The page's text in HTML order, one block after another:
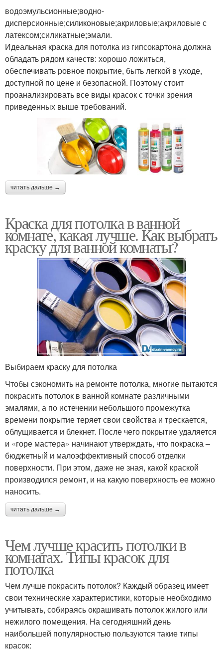
водоэмульсионные;водно-
дисперсионные;силиконовые;акриловые;акриловые с
латексом;силикатные;эмали.
Идеальная краска для потолка из гипсокартона должна
обладать рядом качеств: хорошо ложиться,
обеспечивать ровное покрытие, быть легкой в уходе,
доступной по цене и безопасной. Поэтому стоит
проанализировать все виды красок с точки зрения
приведенных выше требований.
читать дальше →
Краска для потолка в ванной
комнате, какая лучше. Как выбрать
краску для ванной комнаты?
Выбираем краску для потолка
Чтобы сэкономить на ремонте потолка, многие пытаются
покрасить потолок в ванной комнате различными
эмалями, а по истечении небольшого промежутка
времени покрытие теряет свои свойства и трескается,
облущивается и блекнет. После чего покрытие удаляется
и «горе мастера» начинают утверждать, что покраска –
бюджетный и малоэффективный способ отделки
поверхности. При этом, даже не зная, какой краской
производился ремонт, и на какую поверхность ее можно
наносить.
читать дальше →
Чем лучше красить потолки в
комнатах. Типы красок для
потолка
Чем лучше покрасить потолок? Каждый образец имеет
свои технические характеристики, которые необходимо
учитывать, собираясь окрашивать потолок жилого или
нежилого помещения. На сегодняшний день
наибольшей популярностью пользуются такие типы
красок: